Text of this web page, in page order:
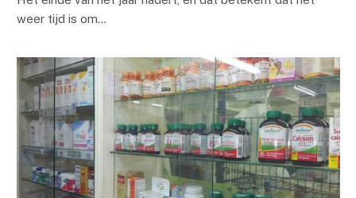
weer tijd is om…